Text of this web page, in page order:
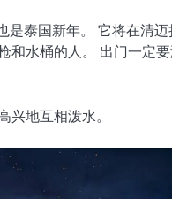
泰国新年。 它将在清迈
和水桶的人。 出门一定
兴地互相泼水。